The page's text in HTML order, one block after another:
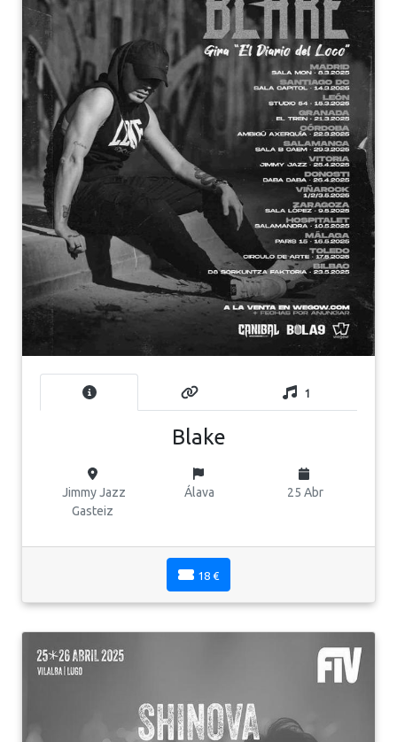
1
Blake
Jimmy Jazz
Gasteiz
Álava 25 Abr
18 €